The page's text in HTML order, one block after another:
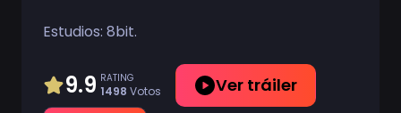
Estudios: 8bit.
9.9 RATING
1498 Votos Ver tráiler